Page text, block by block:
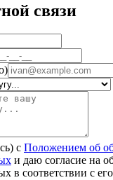
связи
с Положением об
и даю согласие на
в соответствии с